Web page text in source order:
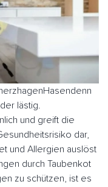
lästig.
und greift die
dar,
und Allergien auslöst
durch Taubenkot
zu schützen, ist es